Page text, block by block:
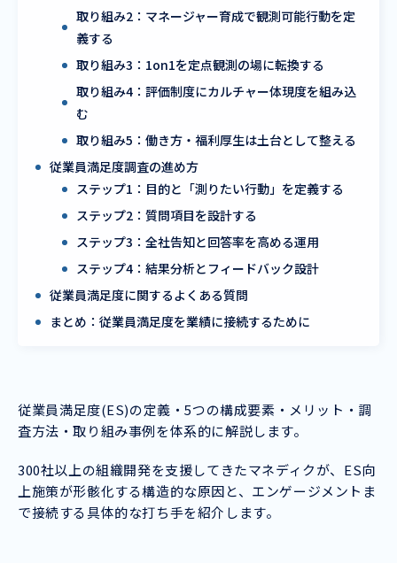
取り組み2：マネージャー育成で観測可能行動を定
義する
取り組み3：1on1を定点観測の場に転換する
取り組み4：評価制度にカルチャー体現度を組み込
む
取り組み5：働き方・福利厚生は土台として整える
従業員満足度調査の進め方
ステップ1：目的と「測りたい行動」を定義する
ステップ2：質問項目を設計する
ステップ3：全社告知と回答率を高める運用
ステップ4：結果分析とフィードバック設計
従業員満足度に関するよくある質問
まとめ：従業員満足度を業績に接続するために
従業員満足度(ES)の定義・5つの構成要素・メリット・調
査方法・取り組み事例を体系的に解説します。
300社以上の組織開発を支援してきたマネディクが、ES向
上施策が形骸化する構造的な原因と、エンゲージメントま
で接続する具体的な打ち手を紹介します。